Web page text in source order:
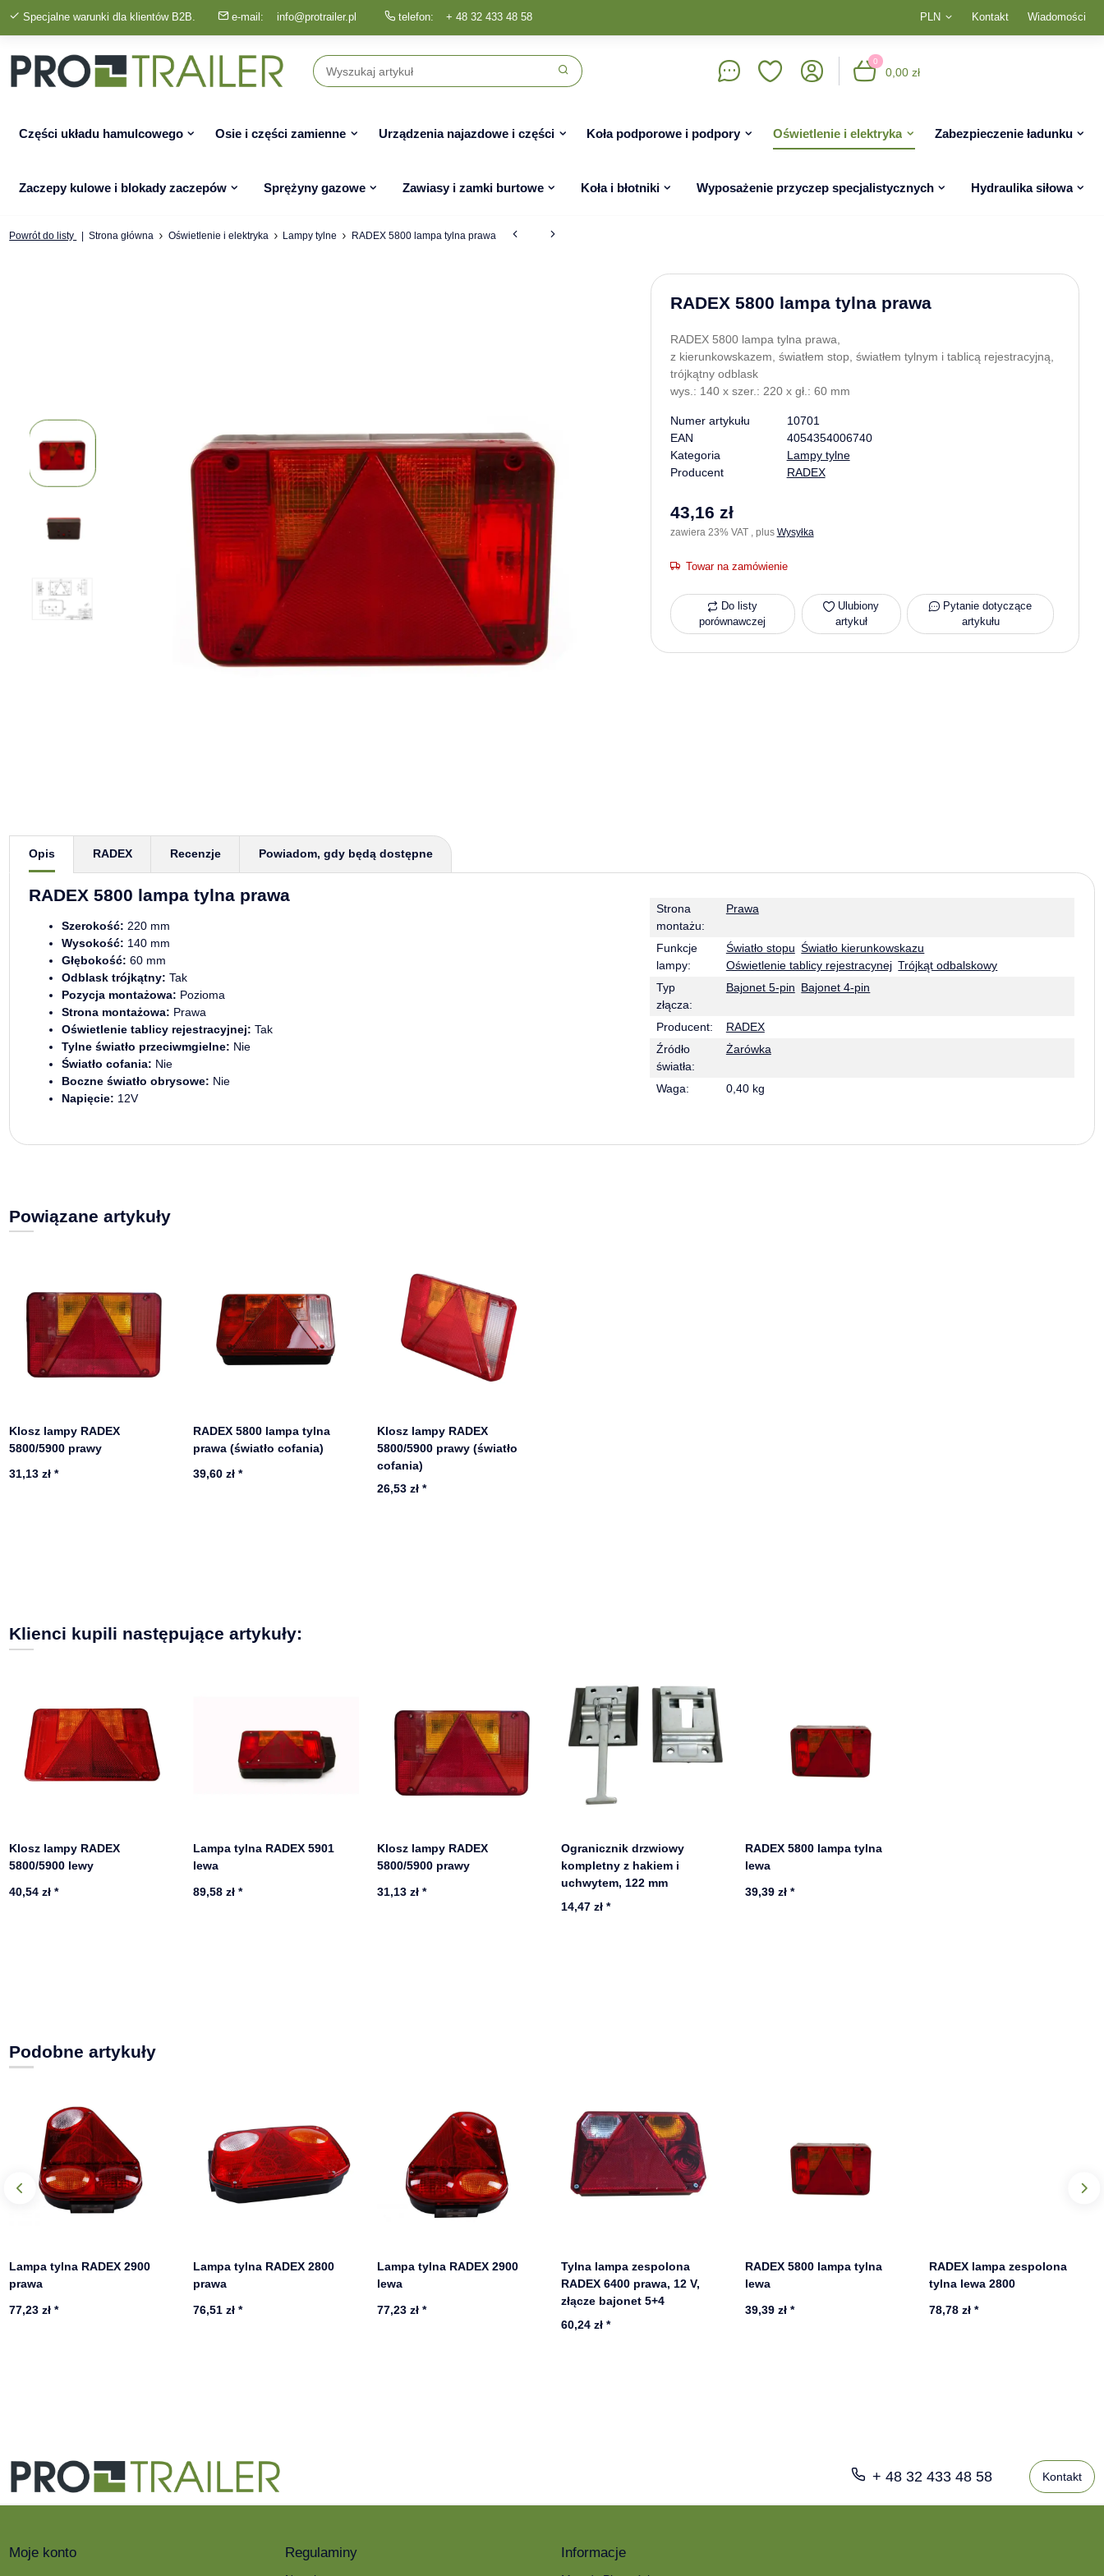
PLN Kontakt Wiadomości
Specjalne warunki dla klientów B2B. e-mail: info@protrailer.pl telefon: + 48 32 433 48 58
0
0,00 zł
Części układu hamulcowego Osie i części zamienne Urządzenia najazdowe i części Koła podporowe i podpory Oświetlenie i elektryka Zabezpieczenie ładunku
Zaczepy kulowe i blokady zaczepów Sprężyny gazowe Zawiasy i zamki burtowe Koła i błotniki Wyposażenie przyczep specjalistycznych Hydraulika siłowa
Powrót do listy Strona główna Oświetlenie i elektryka Lampy tylne RADEX 5800 lampa tylna prawa
RADEX 5800 lampa tylna prawa
RADEX 5800 lampa tylna prawa,
z kierunkowskazem, światłem stop, światłem tylnym i tablicą rejestracyjną,
trójkątny odblask
wys.: 140 x szer.: 220 x gł.: 60 mm
Numer artykułu
10701
EAN
4054354006740
Kategoria
Lampy tylne
Producent
RADEX
43,16 zł
zawiera 23% VAT , plus Wysyłka
Towar na zamówienie
Do listy
porównawczej
Ulubiony
artykuł
Pytanie dotyczące
artykułu
Opis
RADEX Recenzje Powiadom, gdy będą dostępne
RADEX 5800 lampa tylna prawa
Szerokość: 220 mm
Wysokość: 140 mm
Głębokość: 60 mm
Odblask trójkątny: Tak
Pozycja montażowa: Pozioma
Strona montażowa: Prawa
Oświetlenie tablicy rejestracyjnej: Tak
Tylne światło przeciwmgielne: Nie
Światło cofania: Nie
Boczne światło obrysowe: Nie
Napięcie: 12V
Strona
montażu:
Prawa
Funkcje
lampy:
Światło stopu Światło kierunkowskazu
Oświetlenie tablicy rejestracynej Trójkąt odbalskowy
Typ
złącza:
Bajonet 5-pin Bajonet 4-pin
Producent:
RADEX
Źródło
światła:
Żarówka
Waga: 0,40 kg
Powiązane artykuły
Klosz lampy RADEX
5800/5900 prawy
31,13 zł*
RADEX 5800 lampa tylna
prawa (światło cofania)
39,60 zł*
Klosz lampy RADEX
5800/5900 prawy (światło
cofania)
26,53 zł*
Klienci kupili następujące artykuły:
Klosz lampy RADEX
5800/5900 lewy
40,54 zł*
Lampa tylna RADEX 5901
lewa
89,58 zł*
Klosz lampy RADEX
5800/5900 prawy
31,13 zł*
Ogranicznik drzwiowy
kompletny z hakiem i
uchwytem, 122 mm
14,47 zł*
RADEX 5800 lampa tylna
lewa
39,39 zł*
Podobne artykuły
Lampa tylna RADEX 2900
prawa
77,23 zł*
Lampa tylna RADEX 2800
prawa
76,51 zł*
Lampa tylna RADEX 2900
lewa
77,23 zł*
Tylna lampa zespolona
RADEX 6400 prawa, 12 V,
złącze bajonet 5+4
60,24 zł*
RADEX 5800 lampa tylna
lewa
39,39 zł*
RADEX lampa zespolona
tylna lewa 2800
78,78 zł*
+ 48 32 433 48 58 Kontakt
Moje konto Regulaminy Informacje